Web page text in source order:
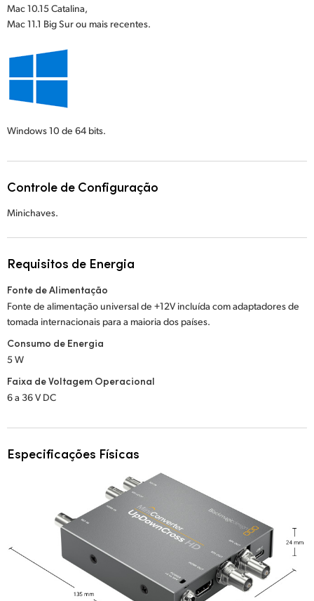
Mac 10.15 Catalina,
Mac 11.1 Big Sur ou mais recentes.
Windows 10 de 64 bits.
Controle de Configuração
Minichaves.
Requisitos de Energia
Fonte de Alimentação
Fonte de alimentação universal de +12V incluída com adaptadores de
tomada internacionais para a maioria dos países.
Consumo de Energia
5 W
Faixa de Voltagem Operacional
6 a 36 V DC
Especificações Físicas